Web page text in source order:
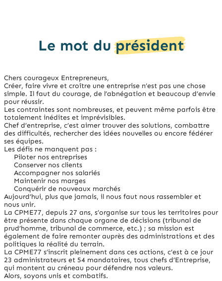
Le mot duprésident
Chers courageux Entrepreneurs,
Créer, faire vivre et croître une entreprise n’est pas une chose
simple. Il faut du courage, de l’abnégation et beaucoup d’envie
pour réussir.
Les contraintes sont nombreuses, et peuvent même parfois être
totalement inédites et imprévisibles.
Chef d’entreprise, c’est aimer trouver des solutions, combattre
des difficultés, rechercher des idées nouvelles ou encore fédérer
ses équipes.
Les défis ne manquent pas :
Piloter nos entreprises
Conserver nos clients
Accompagner nos salariés
Maintenir nos marges
Conquérir de nouveaux marchés
Aujourd’hui, plus que jamais, il nous faut nous rassembler et
nous unir.
La CPME77, depuis 27 ans, s’organise sur tous les territoires pour
être présente dans chaque organe de décisions (tribunal de
prud’homme, tribunal de commerce, etc.) ; sa mission est
également de faire remonter auprès des administrations et des
politiques la réalité du terrain.
La CPME77 s’inscrit pleinement dans ces actions, c’est à ce jour
23 administrateurs et 54 mandataires, tous chefs d’Entreprise,
qui montent au créneau pour défendre nos valeurs.
Alors, soyons unis et combatifs.